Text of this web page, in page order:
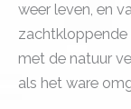
weer leven, en
zachtkloppende
met de natuur
als het ware